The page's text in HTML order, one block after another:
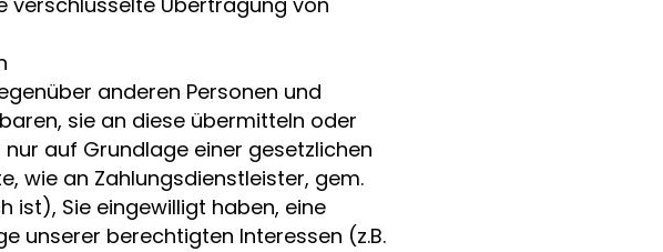
anderen Personen und
sie an diese übermitteln oder
auf Grundlage einer gesetzlichen
wie an Zahlungsdienstleister, gem.
ist), Sie eingewilligt haben, eine
unserer berechtigten Interessen (z.B.